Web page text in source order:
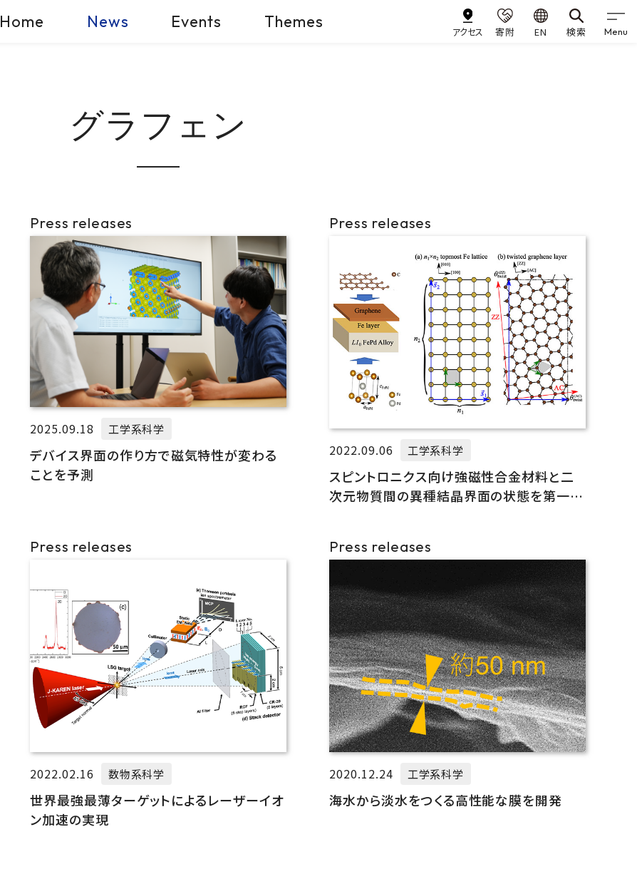
Home News Events Themes
アクセス 寄附 EN 検索 Menu
グラフェン
Press releases
2025.09.18 工学系科学
デバイス界面の作り方で磁気特性が変わる
ことを予測
Press releases
2022.09.06 工学系科学
スピントロニクス向け強磁性合金材料と二
次元物質間の異種結晶界面の状態を第一原
Press releases
2022.02.16 数物系科学
世界最強最薄ターゲットによるレーザーイオ
ン加速の実現
Press releases
2020.12.24 工学系科学
海水から淡水をつくる高性能な膜を開発